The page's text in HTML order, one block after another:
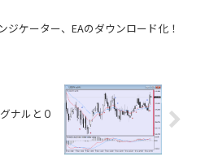
ジケーター、EAのダウンロード化！
ナルと０